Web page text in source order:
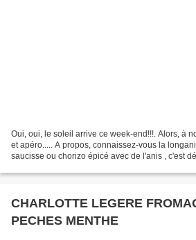
Oui, oui, le soleil arrive ce week-end!!!. Alors, à
et apéro..... A propos, connaissez-vous la
saucisse ou chorizo épicé avec de l'anis , c'est
CHARLOTTE LEGERE
PECHES MENTHE